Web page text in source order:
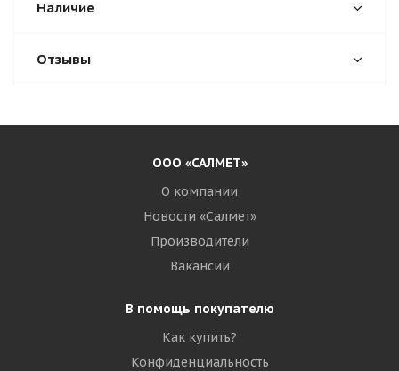
Наличие
Отзывы
ООО «САЛМЕТ»
О компании
Новости «Салмет»
Производители
Вакансии
В помощь покупателю
Как купить?
Конфиденциальность